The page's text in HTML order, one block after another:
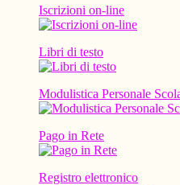
Iscrizioni on-line
Libri di testo
Modulistica Personale
Pago in Rete
Registro elettronico